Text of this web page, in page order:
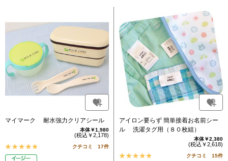
マイマーク 耐水強力クリアシール
本体￥1,980
(税込￥2,178)
クチコミ 17件
アイロン要らず 簡単接着お名前シー
ル 洗濯タグ用（８０枚組）
本体￥2,380
(税込￥2,618)
クチコミ 15件